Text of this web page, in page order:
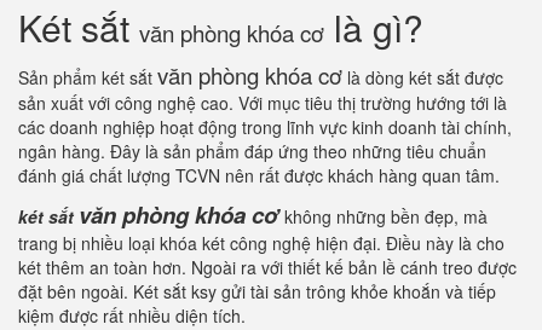
Két sắt văn phòng khóa cơ là gì?
Sản phẩm két sắt văn phòng khóa cơ là dòng két sắt được
sản xuất với công nghệ cao. Với mục tiêu thị trường hướng tới là
các doanh nghiệp hoạt động trong lĩnh vực kinh doanh tài chính,
ngân hàng. Đây là sản phẩm đáp ứng theo những tiêu chuẩn
đánh giá chất lượng TCVN nên rất được khách hàng quan tâm.
két sắt văn phòng khóa cơkhông những bền đẹp, mà
trang bị nhiều loại khóa két công nghệ hiện đại. Điều này là cho
két thêm an toàn hơn. Ngoài ra với thiết kế bản lề cánh treo được
đặt bên ngoài. Két sắt ksy gửi tài sản trông khỏe khoắn và tiếp
kiệm được rất nhiều diện tích.